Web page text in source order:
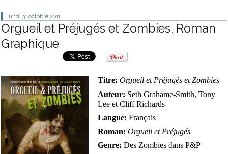
lundi 31 octobre 2011
Orgueil et Préjugés et Zombies, Roman
Graphique
Titre: Orgueil et Préjugés et Zombies
Auteur: Seth Grahame-Smith, Tony
Lee et Cliff Richards
Langue: Français
Roman: Orgueil et Préjugés
Genre: Des Zombies dans P&P